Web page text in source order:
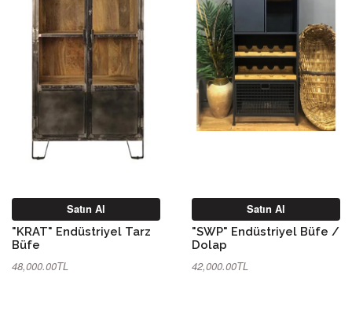
Satın Al
"KRAT" Endüstriyel Tarz
Büfe
48,000.00TL
Satın Al
"SWP" Endüstriyel Büfe /
Dolap
42,000.00TL